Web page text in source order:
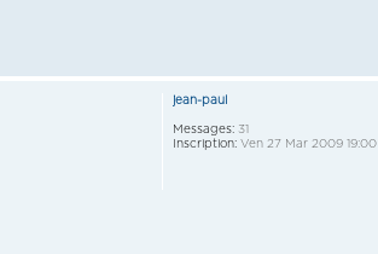
jean-paul
Messages: 31
Inscription: Ven 27 Mar 2009 19:00